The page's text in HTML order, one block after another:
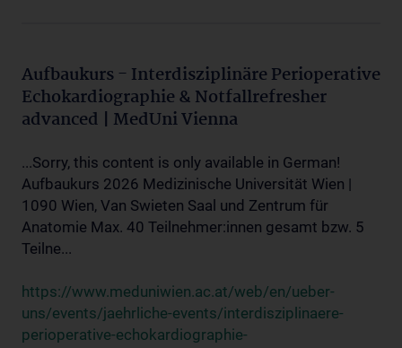
Aufbaukurs - Interdisziplinäre Perioperative
Echokardiographie & Notfallrefresher
advanced | MedUni Vienna
...Sorry, this content is only available in German!
Aufbaukurs 2026 Medizinische Universität Wien |
1090 Wien, Van Swieten Saal und Zentrum für
Anatomie Max. 40 Teilnehmer:innen gesamt bzw. 5
Teilne...
https://www.meduniwien.ac.at/web/en/ueber-
uns/events/jaehrliche-events/interdisziplinaere-
perioperative-echokardiographie-